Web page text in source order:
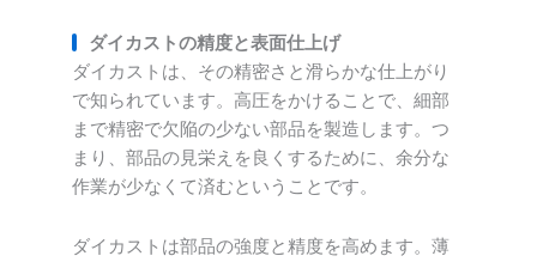
ダイカストの精度と表面仕上げ
ダイカストは、その精密さと滑らかな仕上がり
で知られています。高圧をかけることで、細部
まで精密で欠陥の少ない部品を製造します。つ
まり、部品の見栄えを良くするために、余分な
作業が少なくて済むということです。
ダイカストは部品の強度と精度を高めます。薄